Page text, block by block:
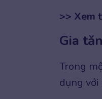
>> Xem
Gia
Trong
dụng